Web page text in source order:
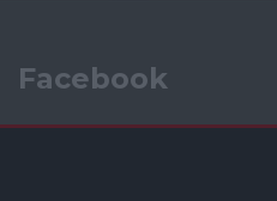
Facebook